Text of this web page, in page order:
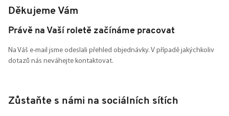
Děkujeme Vám
Právě na Vaší roletě začínáme pracovat
Na Váš e-mail jsme odeslali přehled objednávky. V případě jakýchkoliv
dotazů nás neváhejte kontaktovat.
Zůstaňte s námi na sociálních sítích